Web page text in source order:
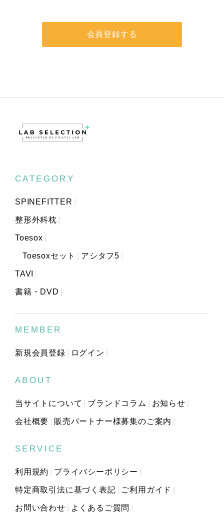
CATEGORY
SPINEFITTER
整形外科枕
Toesox
Toesoxセット アシタフ5
TAVI
書籍・DVD
MEMBER
新規会員登録 ログイン
ABOUT
当サイトについて ブランドコラム お知らせ
会社概要 販売パートナー様募集のご案内
SERVICE
利用規約 プライバシーポリシー
特定商取引法に基づく表記 ご利用ガイド
お問い合わせ よくあるご質問